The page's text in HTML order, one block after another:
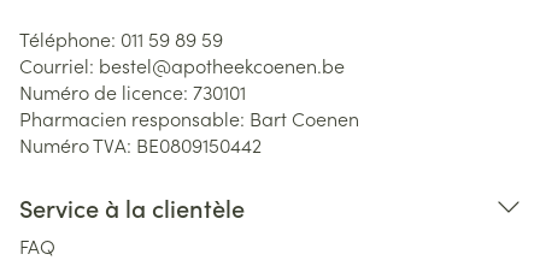
Téléphone: 011 59 89 59
Courriel: bestel@apotheekcoenen.be
Numéro de licence: 730101
Pharmacien responsable: Bart Coenen
Numéro TVA: BE0809150442
Service à la clientèle
FAQ